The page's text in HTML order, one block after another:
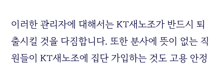
이러한 관리자에 대해서는 KT새노조가 반드시 퇴
출시킬 것을 다짐합니다. 또한 분사에 뜻이 없는 직
원들이 KT새노조에 집단 가입하는 것도 고용 안정